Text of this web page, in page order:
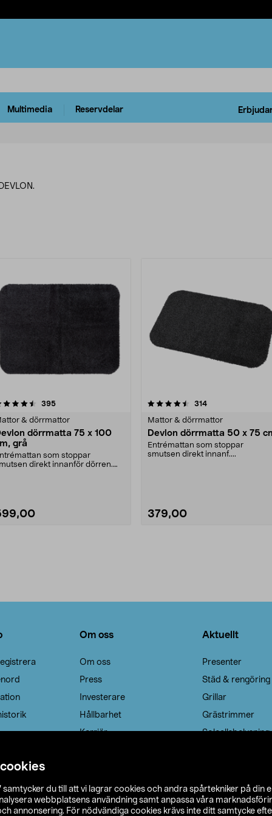
samtycker du till att vi lagrar cookies och andra spårtekniker på din
webbplatsens användning samt anpassa våra
annonsering. För nödvändiga cookies krävs inte ditt samtycke
Multimedia Reservdelar
395recensioner
& dörrmattor
dörrmatta 75 x 100
grå
som stoppar
direkt innanför dörren.
4.5 av 5 stjärnor 314recensioner
Mattor & dörrmattor
Devlon dörrmatta 50 x 75
Entrémattan som stoppar
smutsen direkt innanf....
379,00
Om oss
Om oss
Press
Investerare
Hållbarhet
Karriär
Aktuellt
Presenter
Städ & rengöring
Grillar
Grästrimmer
Solcellsbelysning